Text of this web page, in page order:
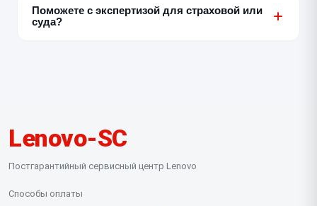
совершеннолетним — родителем или законным
представителем.
Поможете с экспертизой для страховой или
суда?
Lenovo-SC
Постгарантийный сервисный центр Lenovo
Способы оплаты